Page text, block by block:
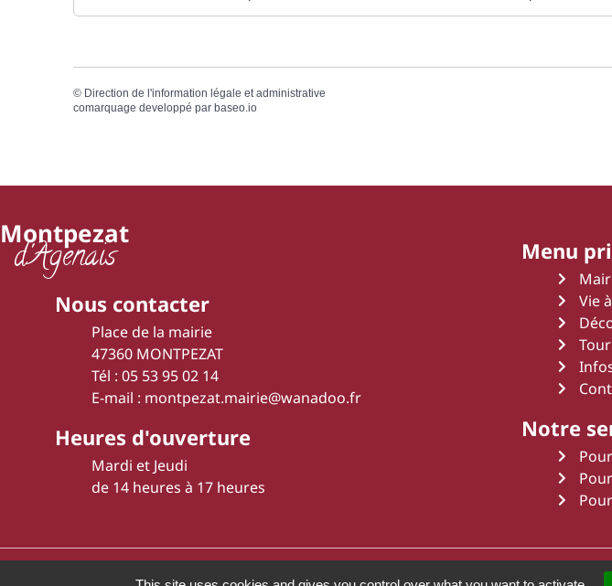
© Direction de l'information légale et administrative
comarquage developpé par baseo.io
Montpezat
d'Agenais
Nous contacter
Place de la mairie
47360 MONTPEZAT
Tél : 05 53 95 02 14
E-mail : montpezat.mairie@wanadoo.fr
Heures d'ouverture
Mardi et Jeudi
de 14 heures à 17 heures
Menu
Vie
Notre
2011 - 2022 Montpezat d'Agenais Mentions légales Une